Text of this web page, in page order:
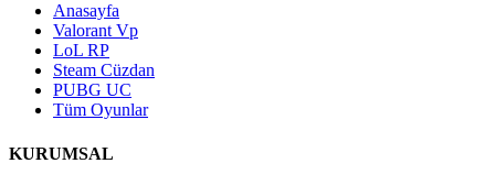
Anasayfa
Valorant Vp
LoL RP
Steam Cüzdan
PUBG UC
Tüm Oyunlar
KURUMSAL